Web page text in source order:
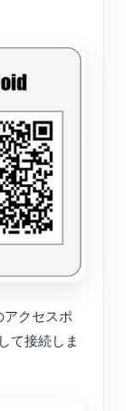
アクセスポ
て接続しま